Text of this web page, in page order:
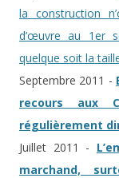
la construction
d’œuvre au 1er
quelque soit la
Septembre 2011 -
recours aux
régulièrement
Juillet 2011 -
marchand,